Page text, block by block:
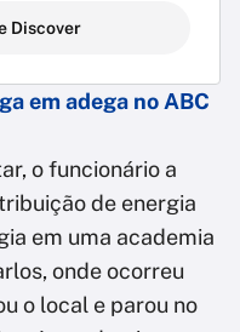
Discover
em adega no ABC
o funcionário a
de energia
em uma academia
onde ocorreu
o local e parou no